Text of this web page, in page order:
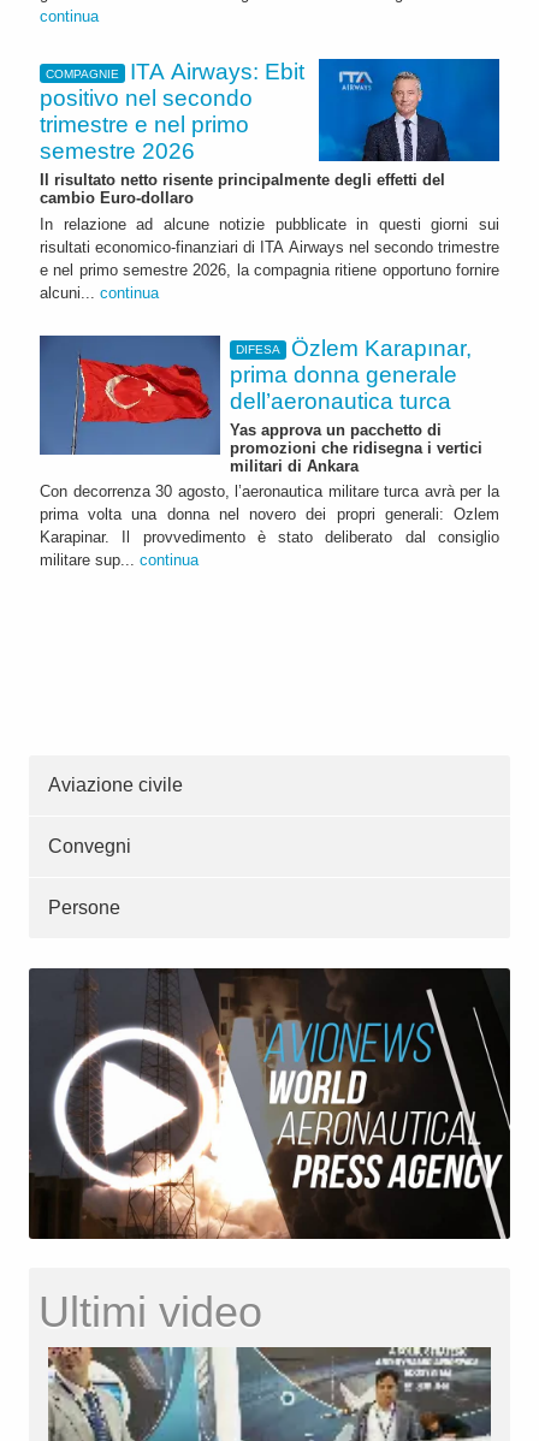
continua
COMPAGNIE
ITA Airways: Ebit
positivo nel secondo
trimestre e nel primo
semestre 2026
Il risultato netto risente principalmente degli effetti del
cambio Euro-dollaro
In relazione ad alcune notizie pubblicate in questi giorni sui
risultati economico-finanziari di ITA Airways nel secondo trimestre
e nel primo semestre 2026, la compagnia ritiene opportuno fornire
alcuni... continua
DIFESA
Özlem Karapınar,
prima donna generale
dell’aeronautica turca
Yas approva un pacchetto di
promozioni che ridisegna i vertici
militari di Ankara
Con decorrenza 30 agosto, l’aeronautica militare turca avrà per la
prima volta una donna nel novero dei propri generali: Ozlem
Karapinar. Il provvedimento è stato deliberato dal consiglio
militare sup... continua
Aviazione civile
Convegni
Persone
Ultimi video